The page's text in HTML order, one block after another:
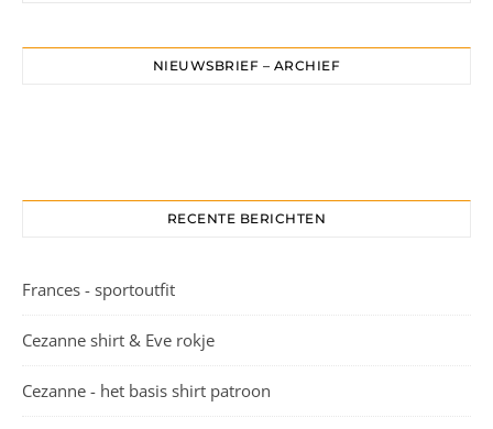
NIEUWSBRIEF – ARCHIEF
RECENTE BERICHTEN
Frances - sportoutfit
Cezanne shirt & Eve rokje
Cezanne - het basis shirt patroon